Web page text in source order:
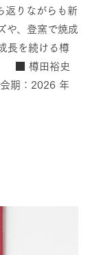
返りながらも新
や、登窯で焼成
長を続ける樽
■ 樽田裕史
期：2026 年
て・